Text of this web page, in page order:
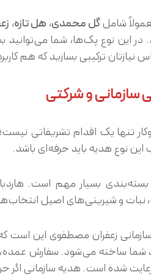
شاملگل محمدی، هل تازه،
این نوع پک‌ها، شما
نیازتان ترکیبی بسازید که هم
سازمانی و شرکتی
تنها یک اقدام تشریفاتی نیست؛
این نوع هدیه باید حرفه‌ای باشد.
بسیار مهم است.
و شیرینی‌های اصیل
زعفران مصطفوی این است
شما ساخته می‌شود. سفارش عمده،
شده است. هدیه سازمانی اگر